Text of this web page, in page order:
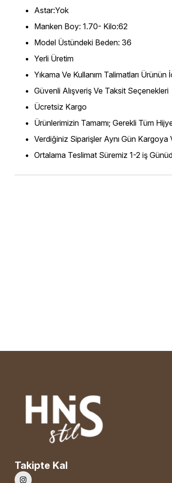
Astar:Yok
Manken Boy: 1.70- Kilo:62
Model Üstündeki Beden: 36
Yerli Üretim
Yıkama Ve Kullanım Talimatları
Güvenli Alışveriş Ve Taksit Seçenekleri
Ücretsiz Kargo
Ürünlerimizin Tamamı; Gerekli Tüm
Verdiğiniz Siparişler Aynı Gün
Ortalama Teslimat Süremiz 1-2 iş
Takipte Kal